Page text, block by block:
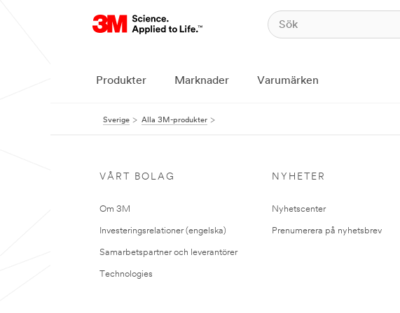
Produkter Marknader Varumärken
Sverige Alla 3M-produkter
VÅRT BOLAG
Om 3M
Investeringsrelationer (engelska)
Samarbetspartner och leverantörer
Technologies
NYHETER
Nyhetscenter
Prenumerera på nyhetsbrev